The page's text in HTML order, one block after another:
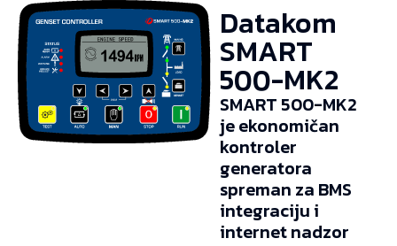
Datakom
SMART
500-MK2
SMART 500-MK2
je ekonomičan
kontroler
generatora
spreman za BMS
integraciju i
internet nadzor